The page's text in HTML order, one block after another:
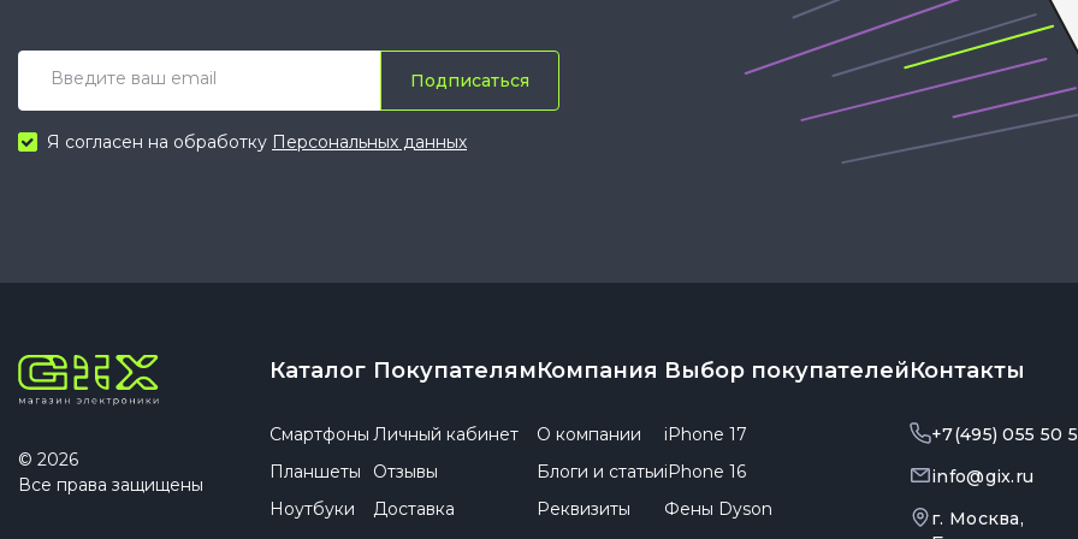
Подписаться
Я согласен на обработку Персональных данных
© 2026
Все права защищены
Каталог
Смартфоны
Планшеты
Ноутбуки
Покупателям
Личный кабинет
Отзывы
Доставка
Компания
О компании
Блоги и статьи
Реквизиты
Выбор покупателей
iPhone 17
iPhone 16
Фены Dyson
Контакты
+7(495) 055 50
info@gix.ru
г. Москва,